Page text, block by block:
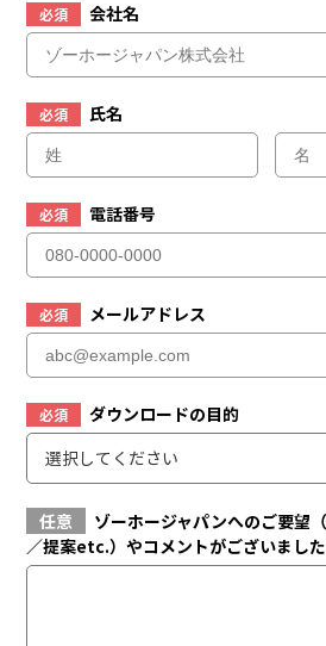
必須 会社名
必須 氏名
必須 電話番号
必須 メールアドレス
必須
ダウンロードの目的
選択してください
任意
ゾーホージャパンへのご要望
／提案etc.）やコメントがございまし